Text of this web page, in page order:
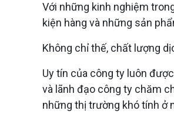
Với những kinh nghiệm
kiện hàng và những sản
Không chỉ thế, chất lượng
Uy tín của công ty luôn
và lãnh đạo công ty chăm
những thị trường khó tính ở